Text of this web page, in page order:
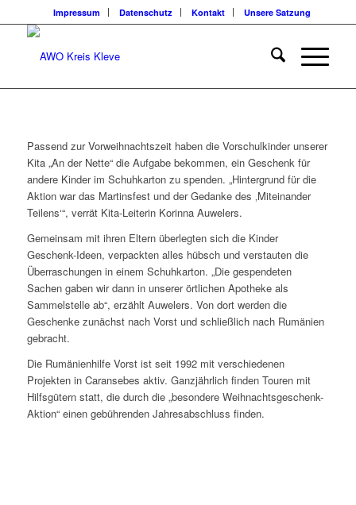
Impressum Datenschutz Kontakt Unsere Satzung
Passend zur Vorweihnachtszeit haben die Vorschulkinder unserer
Kita „An der Nette“ die Aufgabe bekommen, ein Geschenk für
andere Kinder im Schuhkarton zu spenden. „Hintergrund für die
Aktion war das Martinsfest und der Gedanke des ‚Miteinander
Teilens‘“, verrät Kita-Leiterin Korinna Auwelers.
Gemeinsam mit ihren Eltern überlegten sich die Kinder
Geschenk-Ideen, verpackten alles hübsch und verstauten die
Überraschungen in einem Schuhkarton. „Die gespendeten
Sachen gaben wir dann in unserer örtlichen Apotheke als
Sammelstelle ab“, erzählt Auwelers. Von dort werden die
Geschenke zunächst nach Vorst und schließlich nach Rumänien
gebracht.
Die Rumänienhilfe Vorst ist seit 1992 mit verschiedenen
Projekten in Caransebes aktiv. Ganzjährlich finden Touren mit
Hilfsgütern statt, die durch die „besondere Weihnachtsgeschenk-
Aktion“ einen gebührenden Jahresabschluss finden.